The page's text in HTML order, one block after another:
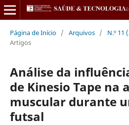
Página de Início / Arquivos / N.º 11
Artigos
Análise da
de Kinesio Tape na
muscular durante
futsal